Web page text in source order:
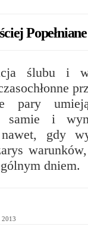
ślubu i
pary
samie i
gdy
dniem.
2013